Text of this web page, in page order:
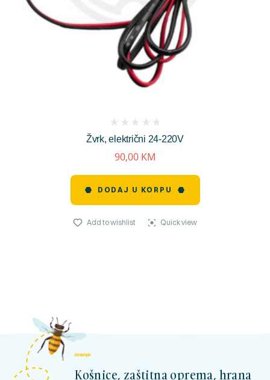
Žvrk, električni 24-220V
reviews)
90,00 KM
DODAJ U KORPU
Add to wishlist Quick view
kosnicashop.ba
Košnice, zaštitna oprema, hrana